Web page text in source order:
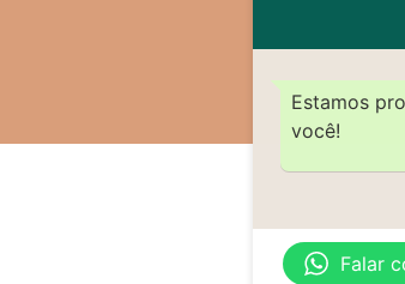
Estamos
você!
Falar